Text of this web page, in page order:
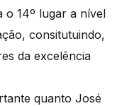
o 14º lugar a nível
consitutuindo,
da excelência
quanto José